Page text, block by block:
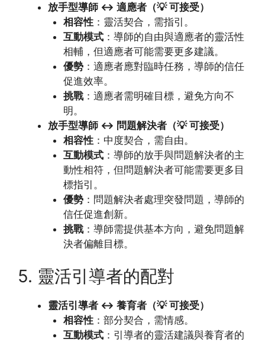
放手型導師 ↔ 適應者（💡 可接受）
相容性：靈活契合，需指引。
互動模式：導師的自由與適應者的靈活性
相輔，但適應者可能需要更多建議。
優勢：適應者應對臨時任務，導師的信任
促進效率。
挑戰：適應者需明確目標，避免方向不
明。
放手型導師 ↔ 問題解決者（💡 可接受）
相容性：中度契合，需自由。
互動模式：導師的放手與問題解決者的主
動性相符，但問題解決者可能需要更多目
標指引。
優勢：問題解決者處理突發問題，導師的
信任促進創新。
挑戰：導師需提供基本方向，避免問題解
決者偏離目標。
5. 靈活引導者的配對
靈活引導者 ↔ 養育者（💡 可接受）
相容性：部分契合，需情感。
互動模式：引導者的靈活建議與養育者的